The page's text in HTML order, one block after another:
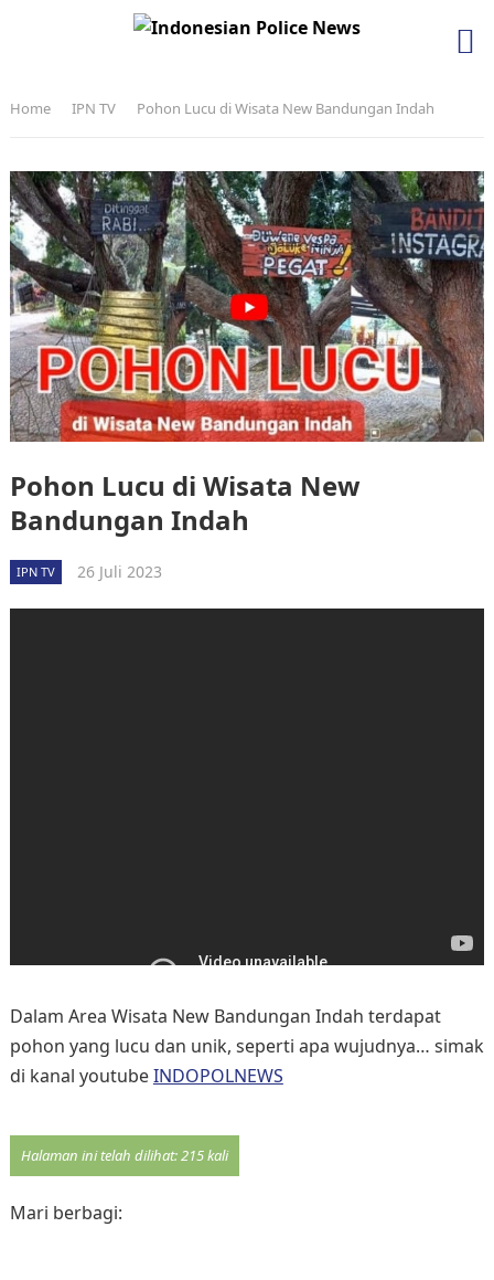
Home IPN TV Pohon Lucu di Wisata New Bandungan Indah
Pohon Lucu di Wisata New
Bandungan Indah
IPN TV 26 Juli 2023
Dalam Area Wisata New Bandungan Indah terdapat
pohon yang lucu dan unik, seperti apa wujudnya… simak
di kanal youtubeINDOPOLNEWS
Halaman ini telah dilihat: 215 kali
Mari berbagi: